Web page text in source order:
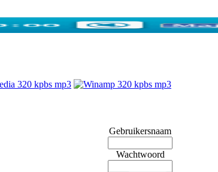
Gebruikersnaam
Wachtwoord